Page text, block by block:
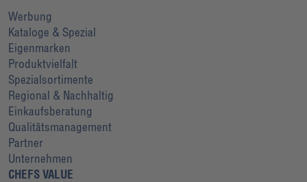
Werbung
Kataloge & Spezial
Eigenmarken
Produktvielfalt
Spezialsortimente
Regional & Nachhaltig
Einkaufsberatung
Qualitätsmanagement
Partner
Unternehmen
CHEFS VALUE